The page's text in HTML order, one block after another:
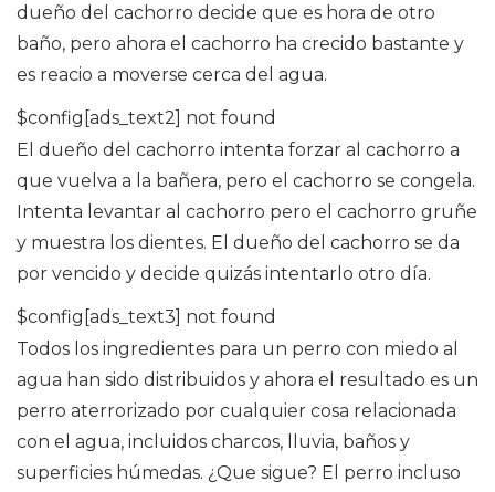
dueño del cachorro decide que es hora de otro
baño, pero ahora el cachorro ha crecido bastante y
es reacio a moverse cerca del agua.
$config[ads_text2] not found
El dueño del cachorro intenta forzar al cachorro a
que vuelva a la bañera, pero el cachorro se congela.
Intenta levantar al cachorro pero el cachorro gruñe
y muestra los dientes. El dueño del cachorro se da
por vencido y decide quizás intentarlo otro día.
$config[ads_text3] not found
Todos los ingredientes para un perro con miedo al
agua han sido distribuidos y ahora el resultado es un
perro aterrorizado por cualquier cosa relacionada
con el agua, incluidos charcos, lluvia, baños y
superficies húmedas. ¿Que sigue? El perro incluso